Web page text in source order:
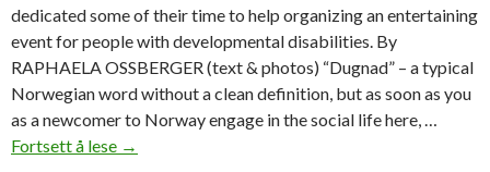
dedicated some of their time to help organizing an entertaining
event for people with developmental disabilities. By
RAPHAELA OSSBERGER (text & photos) “Dugnad” – a typical
Norwegian word without a clean definition, but as soon as you
as a newcomer to Norway engage in the social life here, …
Fortsett å lese I→